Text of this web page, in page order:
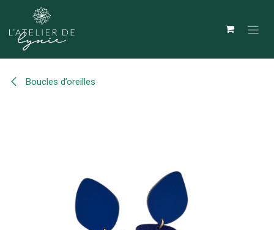
Se rendre au contenu
Boucles d’oreilles